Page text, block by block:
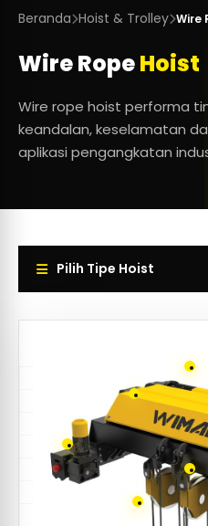
Beranda Hoist & Trolley Wire
Wire RopeHoist
Wire rope hoist performa
keandalan, keselamatan
aplikasi pengangkatan
Pilih Tipe Hoist